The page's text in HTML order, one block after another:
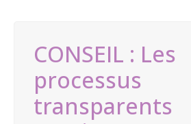
CONSEIL : Les
processus
transparents